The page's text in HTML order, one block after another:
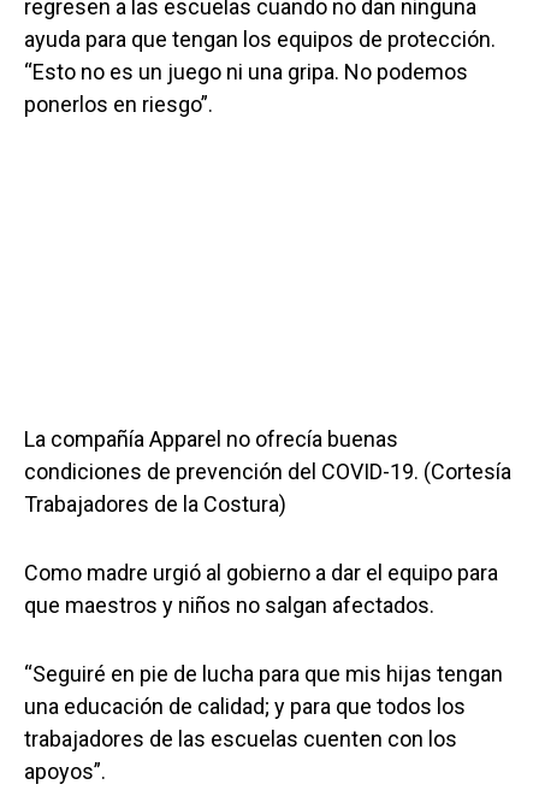
regresen a las escuelas cuando no dan ninguna
ayuda para que tengan los equipos de protección.
“Esto no es un juego ni una gripa. No podemos
ponerlos en riesgo”.
La compañía Apparel no ofrecía buenas
condiciones de prevención del COVID-19. (Cortesía
Trabajadores de la Costura)
Como madre urgió al gobierno a dar el equipo para
que maestros y niños no salgan afectados.
“Seguiré en pie de lucha para que mis hijas tengan
una educación de calidad; y para que todos los
trabajadores de las escuelas cuenten con los
apoyos”.